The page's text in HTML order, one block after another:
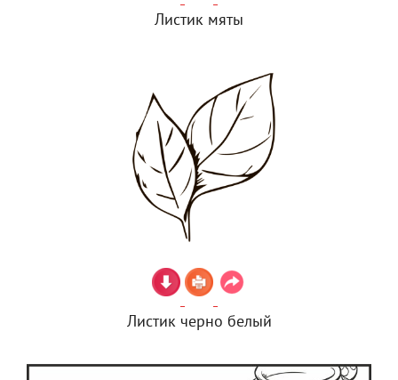
Листик мяты
Листик черно белый